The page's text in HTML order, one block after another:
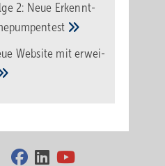
2: Neue Erkennt­
Web­site mit erwei­